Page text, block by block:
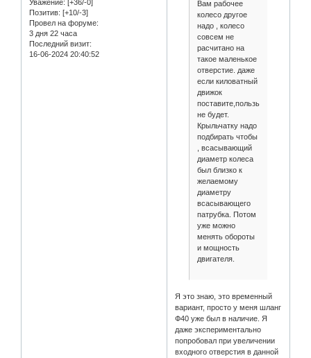
Уважение: [+36/-0]
Позитив: [+10/-3]
Провел на форуме:
3 дня 22 часа
Последний визит:
16-06-2024 20:40:52
Вам рабочее
колесо другое
надо , колесо
совсем не
расчитано на
такое маленькое
отверстие. даже
если киловатный
движок
поставите,пользы
не будет.
Крыльчатку надо
подбирать чтобы
, всасывающий
диаметр колеса
был близко к
желаемому
диаметру
всасывающего
патрубка. Потом
уже можно
менять обороты
и мощность
двигателя.
Я это знаю, это временный
вариант, просто у меня шланг
Ф40 уже был в наличие. Я
даже экспериментально
попробовал при увеличении
входного отверстия в данной